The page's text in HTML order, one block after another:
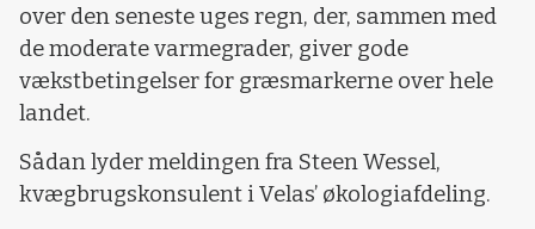
over den seneste uges regn, der, sammen med
de moderate varmegrader, giver gode
vækstbetingelser for græsmarkerne over hele
landet.
Sådan lyder meldingen fra Steen Wessel,
kvægbrugskonsulent i Velas’ økologiafdeling.